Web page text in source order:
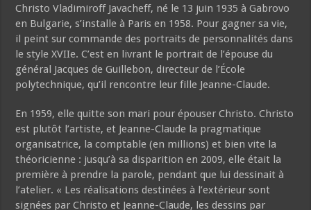
Christo Vladimiroff Javacheff, né le 13 juin 1935 à Gabrovo
en Bulgarie, s’installe à Paris en 1958. Pour gagner sa vie,
il peint sur commande des portraits de personnalités dans
le style XVIIe. C’est en livrant le portrait de l’épouse du
général Jacques de Guillebon, directeur de l’École
polytechnique, qu’il rencontre leur fille Jeanne-Claude.
En 1959, elle quitte son mari pour épouser Christo. Christo
est plutôt l’artiste, et Jeanne-Claude la pragmatique
organisatrice, la comptable (en millions) et bien vite la
théoricienne : jusqu’à sa disparition en 2009, elle était la
première à prendre la parole, pendant que lui dessinait à
l’atelier. « Les réalisations destinées à l’extérieur sont
signées par Christo et Jeanne-Claude, les dessins par